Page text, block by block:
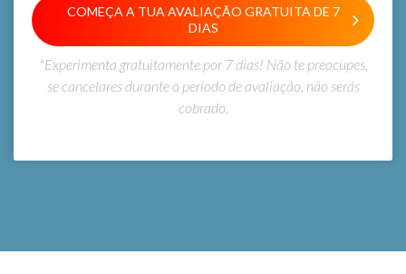
COMEÇA A TUA AVALIAÇÃO GRATUITA DE 7
DIAS
*Experimenta gratuitamente por 7 dias! Não te preocupes,
se cancelares durante o período de avaliação, não serás
cobrado.